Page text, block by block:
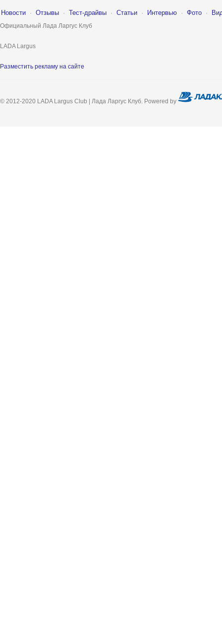
Новости · Отзывы · Тест-драйвы · Статьи · Интервью · Фото ·
Официальный Лада Ларгус Клуб
LADA Largus
Разместить рекламу на сайте
© 2012-2020 LADA Largus Club | Лада Ларгус Клуб. Powered by